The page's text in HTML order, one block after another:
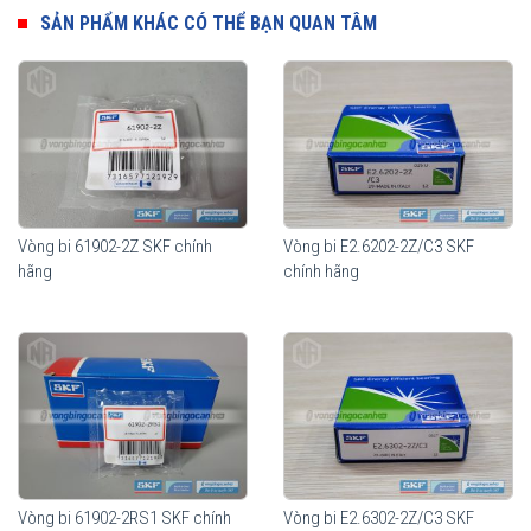
nhằm đáp ứng tối đa công năng sử dụng cũng như giảm thiểu chi
phí cho từng nhu cầu sử dụng của thiết bị.
Vòng bi SKF 61802-2RS1
Vòng bi SKF 61802-2RS1 có sẵn mỡ bôi trơn bên trong và sử dụng
2 nắp chắn mỡ bằng cao su (2RS1), thích hợp sử dụng trong môi
trường bụi bẩn và có yếu tố nước.
SẢN PHẨM KHÁC CÓ THỂ BẠN QUAN TÂM
Vòng bi 61902-2Z SKF chính
hãng
Vòng bi E2.6202-2Z/C3 SKF
chính hãng
Vòng bi 61902-2RS1 SKF chính Vòng bi E2.6302-2Z/C3 SKF